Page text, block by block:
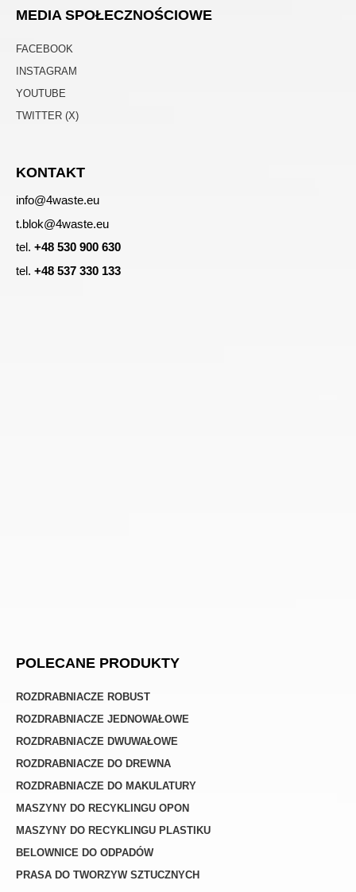
MEDIA SPOŁECZNOŚCIOWE
FACEBOOK
INSTAGRAM
YOUTUBE
TWITTER (X)
KONTAKT
info@4waste.eu
t.blok@4waste.eu
tel. +48 530 900 630
tel. +48 537 330 133
POLECANE PRODUKTY
ROZDRABNIACZE ROBUST
ROZDRABNIACZE JEDNOWAŁOWE
ROZDRABNIACZE DWUWAŁOWE
ROZDRABNIACZE DO DREWNA
ROZDRABNIACZE DO MAKULATURY
MASZYNY DO RECYKLINGU OPON
MASZYNY DO RECYKLINGU PLASTIKU
BELOWNICE DO ODPADÓW
PRASA DO TWORZYW SZTUCZNYCH